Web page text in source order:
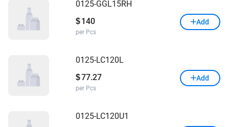
0125-GGL15RH
$ 140
per Pcs
Add
0125-LC120L
$77.27
per Pcs
Add
0125-LC120U1